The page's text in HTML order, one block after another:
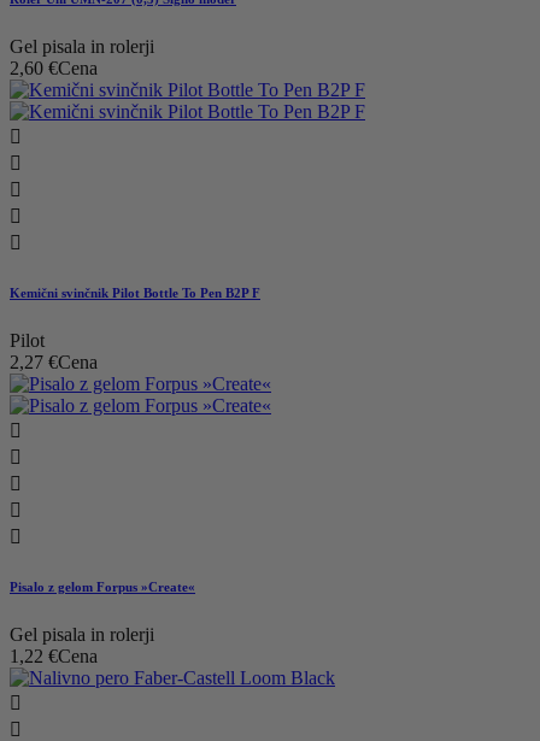
Gel pisala in rolerji
2,60 €Cena





Kemični svinčnik Pilot Bottle To Pen B2P F
Pilot
2,27 €Cena





Pisalo z gelom Forpus »Create«
Gel pisala in rolerji
1,22 €Cena

